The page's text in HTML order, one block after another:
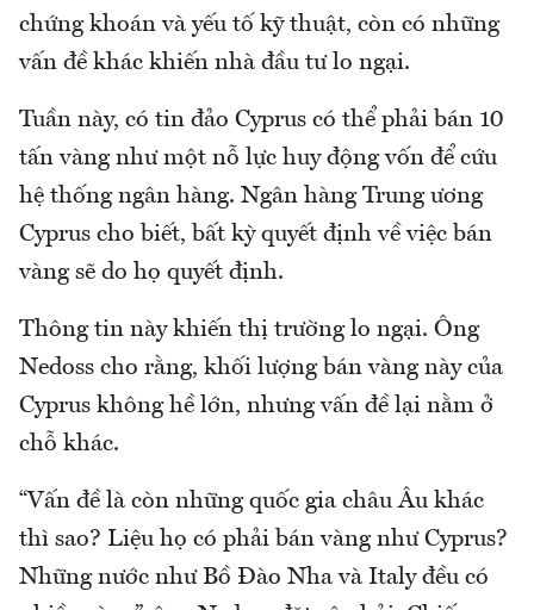
chứng khoán và yếu tố kỹ thuật, còn có những
vấn đề khác khiến nhà đầu tư lo ngại.
Tuần này, có tin đảo Cyprus có thể phải bán 10
tấn vàng như một nỗ lực huy động vốn để cứu
hệ thống ngân hàng. Ngân hàng Trung ương
Cyprus cho biết, bất kỳ quyết định về việc bán
vàng sẽ do họ quyết định.
Thông tin này khiến thị trường lo ngại. Ông
Nedoss cho rằng, khối lượng bán vàng này của
Cyprus không hề lớn, nhưng vấn đề lại nằm ở
chỗ khác.
“Vấn đề là còn những quốc gia châu Âu khác
thì sao? Liệu họ có phải bán vàng như Cyprus?
Những nước như Bồ Đào Nha và Italy đều có